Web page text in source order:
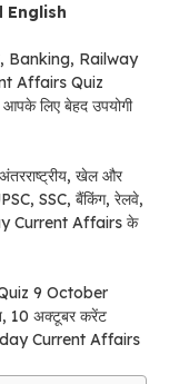
English
Banking, Railway
Affairs Quiz
लिए बेहद उपयोगी
खेल और
SSC, बैंकिंग, रेलवे,
Current Affairs के
9 October
10 अक्टूबर करेंट
Current Affairs